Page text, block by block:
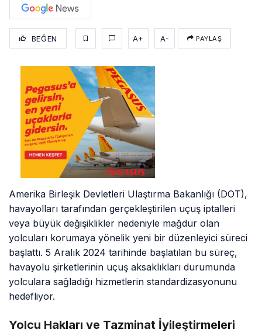
BEĞEN A+ A- PAYLAŞ
Amerika Birleşik Devletleri Ulaştırma Bakanlığı (DOT),
havayolları tarafından gerçekleştirilen uçuş iptalleri
veya büyük değişiklikler nedeniyle mağdur olan
yolcuları korumaya yönelik yeni bir düzenleyici süreci
başlattı. 5 Aralık 2024 tarihinde başlatılan bu süreç,
havayolu şirketlerinin uçuş aksaklıkları durumunda
yolculara sağladığı hizmetlerin standardizasyonunu
hedefliyor.
Yolcu Hakları ve Tazminat İyileştirmeleri